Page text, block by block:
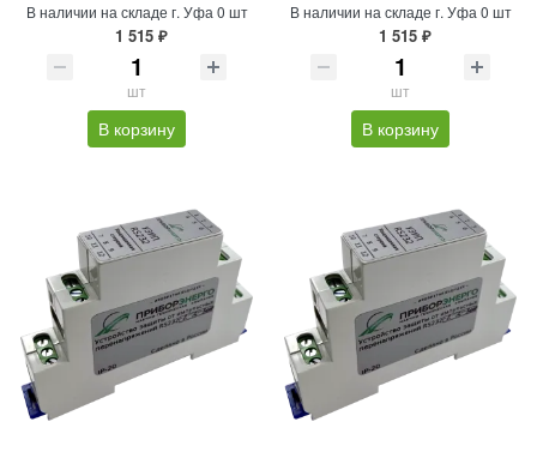
В наличии на складе г. Уфа 0 шт
1 515 ₽
шт
В корзину
В наличии на складе г. Уфа 0 шт
1 515 ₽
шт
В корзину